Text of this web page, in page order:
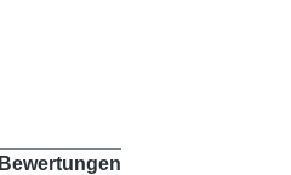
Bewertungen